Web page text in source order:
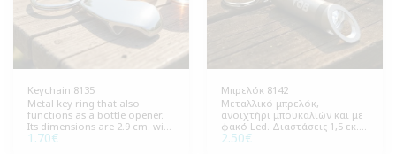
Keychain 8135
Metal key ring that also
functions as a bottle opener.
Its dimensions are 2.9 cm. wide
and 8.5 cm. high. The package
1.70€
Μπρελόκ 8142
Μεταλλικό μπρελόκ,
ανοιχτήρι μπουκαλιών και με
φακό Led. Διαστάσεις 1,5 εκ.
διάμετρος , 7 εκ. μήκος.
2.50€